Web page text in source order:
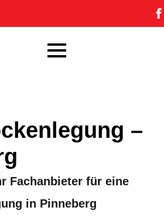
–
Fachanbieter für eine
in Pinneberg